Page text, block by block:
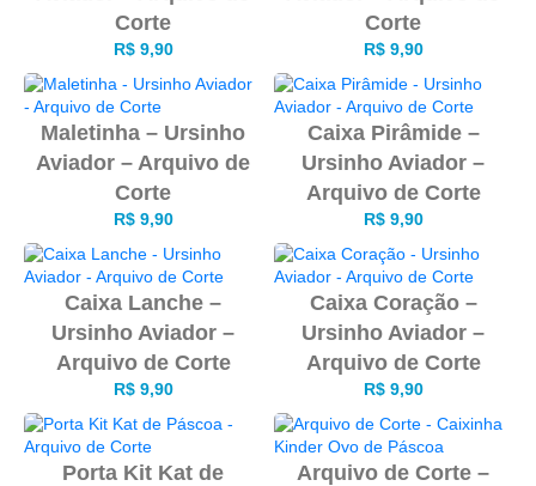
Corte
R$9,90
Corte
R$9,90
Maletinha – Ursinho
Aviador – Arquivo de
Corte
R$9,90
Caixa Pirâmide –
Ursinho Aviador –
Arquivo de Corte
R$9,90
Caixa Lanche –
Ursinho Aviador –
Arquivo de Corte
R$9,90
Caixa Coração –
Ursinho Aviador –
Arquivo de Corte
R$9,90
Porta Kit Kat de
Arquivo de Corte –